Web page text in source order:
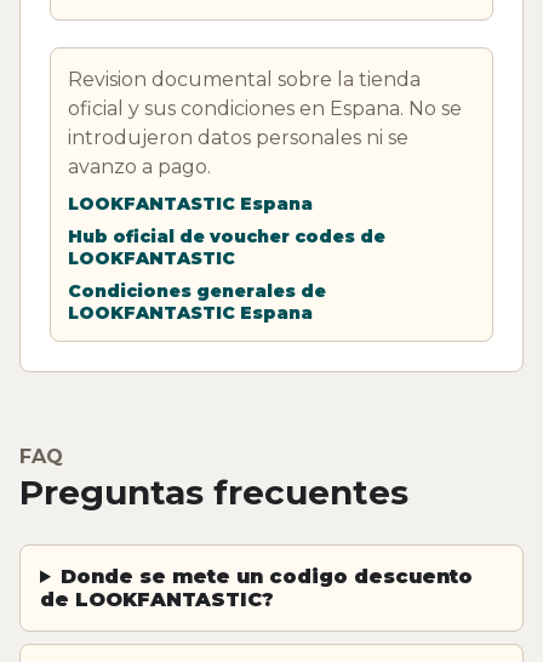
Revision documental sobre la tienda
oficial y sus condiciones en Espana. No se
introdujeron datos personales ni se
avanzo a pago.
LOOKFANTASTIC Espana
Hub oficial de voucher codes de
LOOKFANTASTIC
Condiciones generales de
LOOKFANTASTIC Espana
FAQ
Preguntas frecuentes
Donde se mete un codigo descuento
de LOOKFANTASTIC?